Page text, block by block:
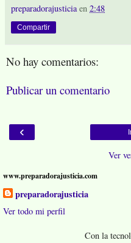
preparadorajusticia en 2:48
Compartir
No hay comentarios:
Publicar un comentario
‹
Ver
www.preparadorajusticia.com
preparadorajusticia
Ver todo mi perfil
Con la